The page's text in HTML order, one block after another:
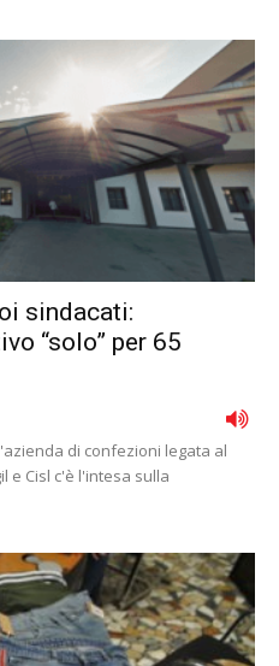
sindacati:
“solo” per 65
di confezioni legata al
e Cisl c'è l'intesa sulla